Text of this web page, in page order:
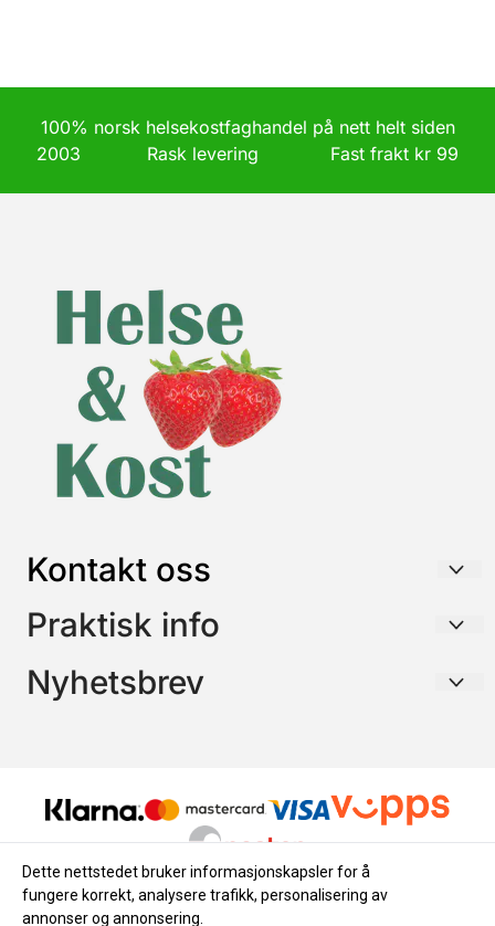
100% norsk helsekostfaghandel på nett helt siden
2003 Rask levering Fast frakt kr 99
Kontakt oss
HELSE & KOST AS
3195 SKOPPUM
post@helseogkost.no
Praktisk info
Frakt / Forsendelse / Retur
Nyhetsbrev
Dette nettstedet bruker informasjonskapsler for å
fungere korrekt, analysere trafikk, personalisering av
annonser og annonsering.